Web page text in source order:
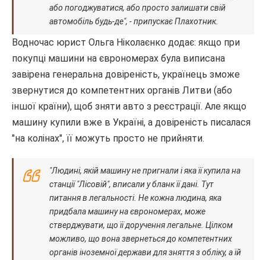
або погоджуватися, або просто залишати свій
автомобіль будь-де", - припускає Плахотник.
Водночас юрист Ольга Ніколаєнко додає: якщо при
покупці машини на єврономерах була виписана
завірена генеральна довіреність, українець зможе
звернутися до компетентних органів Литви (або
іншої країни), щоб зняти авто з реєстрації. Але якщо
машину купили вже в Україні, а довіреність писалася
"на колінах", її можуть просто не прийняти.
"Людині, якій машину не пригнали і яка її купила на
станції "Лісовій", вписали у бланк її дані. Тут
питання в легальності. Не кожна людина, яка
придбала машину на єврономерах, може
стверджувати, що її доручення легальне. Цілком
можливо, що вона звернеться до компетентних
органів іноземної держави для зняття з обліку, а їй